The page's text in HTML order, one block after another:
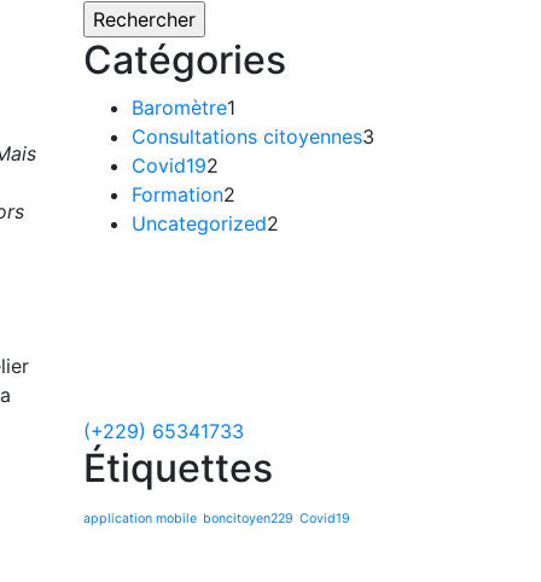
Catégories
Baromètre1
Consultations citoyennes3
Covid192
Formation2
Uncategorized2
(+229) 65341733
Étiquettes
application mobile boncitoyen229 Covid19